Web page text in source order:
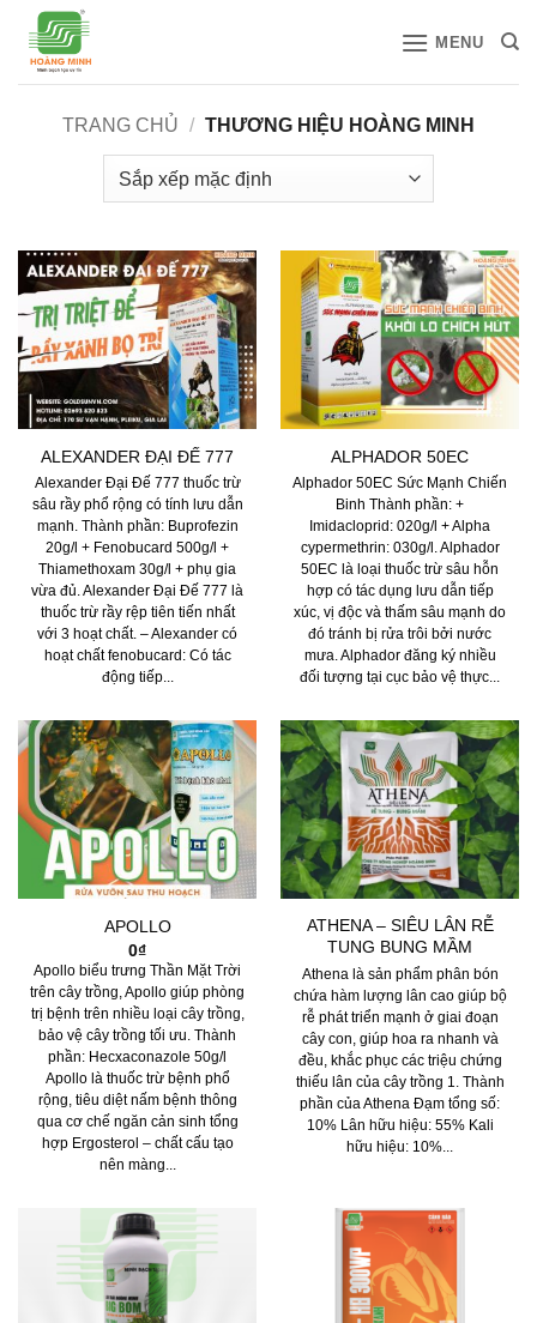
qua
MENU
TRANG CHỦ / THƯƠNG HIỆU HOÀNG MINH
ALEXANDER ĐẠI ĐẾ 777
Alexander Đại Đế 777 thuốc trừ
sâu rầy phổ rộng có tính lưu dẫn
mạnh. Thành phần: Buprofezin
20g/l + Fenobucard 500g/l +
Thiamethoxam 30g/l + phụ gia
vừa đủ. Alexander Đại Đế 777 là
thuốc trừ rầy rệp tiên tiến nhất
với 3 hoạt chất. – Alexander có
hoạt chất fenobucard: Có tác
động tiếp...
ALPHADOR 50EC
Alphador 50EC Sức Mạnh Chiến
Binh Thành phần: +
Imidacloprid: 020g/l + Alpha
cypermethrin: 030g/l. Alphador
50EC là loại thuốc trừ sâu hỗn
hợp có tác dụng lưu dẫn tiếp
xúc, vị độc và thấm sâu mạnh do
đó tránh bị rửa trôi bởi nước
mưa. Alphador đăng ký nhiều
đối tượng tại cục bảo vệ thực...
APOLLO
0₫
Apollo biểu trưng Thần Mặt Trời
trên cây trồng, Apollo giúp phòng
trị bệnh trên nhiều loại cây trồng,
bảo vệ cây trồng tối ưu. Thành
phần: Hecxaconazole 50g/l
Apollo là thuốc trừ bệnh phổ
rộng, tiêu diệt nấm bệnh thông
qua cơ chế ngăn cản sinh tổng
hợp Ergosterol – chất cấu tạo
nên màng...
ATHENA – SIÊU LÂN RỄ
TUNG BUNG MẦM
Athena là sản phẩm phân bón
chứa hàm lượng lân cao giúp bộ
rễ phát triển mạnh ở giai đoạn
cây con, giúp hoa ra nhanh và
đều, khắc phục các triệu chứng
thiếu lân của cây trồng 1. Thành
phần của Athena Đạm tổng số:
10% Lân hữu hiệu: 55% Kali
hữu hiệu: 10%...